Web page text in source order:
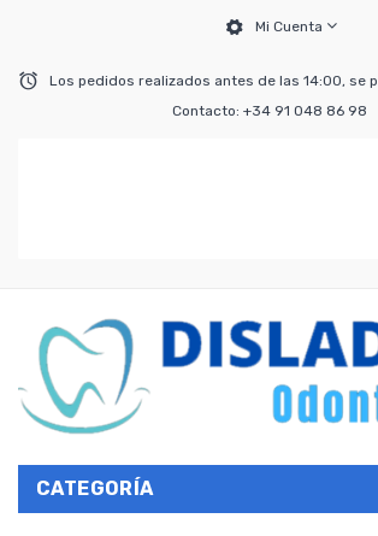
Mi Cuenta
Los pedidos realizados antes de las 14:00, se
Contacto: +34 91 048 86 98
CATEGORÍA